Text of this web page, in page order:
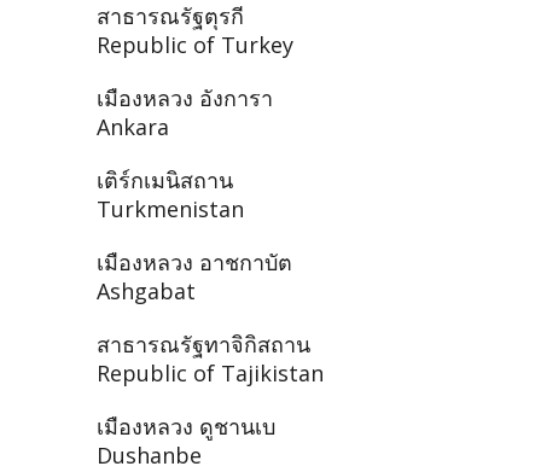
สาธารณรัฐตุรกี
Republic of Turkey
เมืองหลวง อังการา
Ankara
เติร์กเมนิสถาน
Turkmenistan
เมืองหลวง อาชกาบัต
Ashgabat
สาธารณรัฐทาจิกิสถาน
Republic of Tajikistan
เมืองหลวง ดูชานเบ
Dushanbe